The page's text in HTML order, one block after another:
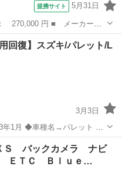
提携サイト 5月31日
Ｗ ■ グレード名： ＸＳ
シュスタート 左電動スラ
回復】スズキ/パレット/L
3月3日
Ｓ バックカメラ ナビ
ＥＴＣ Ｂｌｕｅ…